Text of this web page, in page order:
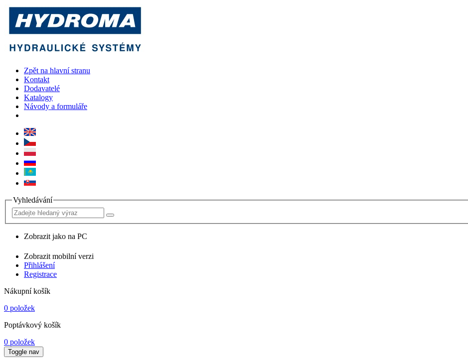
Zpět na hlavní stranu
Kontakt
Dodavatelé
Katalogy
Návody a formuláře
Vyhledávání
Zobrazit jako na PC
Zobrazit mobilní verzi
Přihlášení
Registrace
Nákupní košík
0 položek
Poptávkový košík
0 položek
Toggle nav